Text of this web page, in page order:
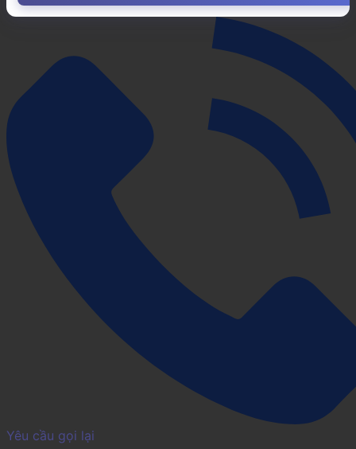
Yêu cầu gọi lại